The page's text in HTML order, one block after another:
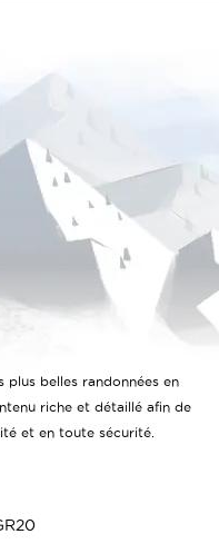
plus belles randonnées en
riche et détaillé afin de
et en toute sécurité.